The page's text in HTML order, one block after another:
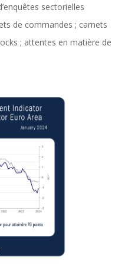
sectorielles
de commandes ; carnets
; attentes en matière de